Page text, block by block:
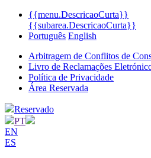
{{menu.DescricaoCurta}}
{{subarea.DescricaoCurta}}
Português English
Arbitragem de Conflitos de
Livro de Reclamações
Política de Privacidade
Área Reservada
Reservado
PT
EN
ES